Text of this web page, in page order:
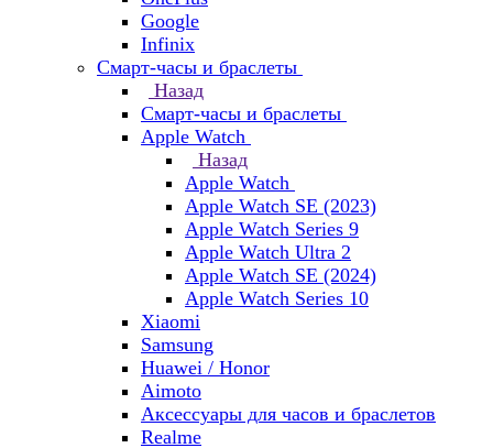
Google
Infinix
Смарт-часы и браслеты
Назад
Смарт-часы и браслеты
Apple Watch
Назад
Apple Watch
Apple Watch SE (2023)
Apple Watch Series 9
Apple Watch Ultra 2
Apple Watch SE (2024)
Apple Watch Series 10
Xiaomi
Samsung
Huawei / Honor
Aimoto
Аксессуары для часов и браслетов
Realme